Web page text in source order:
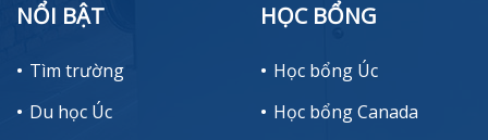
NỔI BẬT
Tìm trường
Du học Úc
HỌC BỔNG
Học bổng Úc
Học bổng Canada